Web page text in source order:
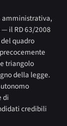
amministrativa,
il RD 63/2008
quadro
triangolo
della legge.
di
credibili